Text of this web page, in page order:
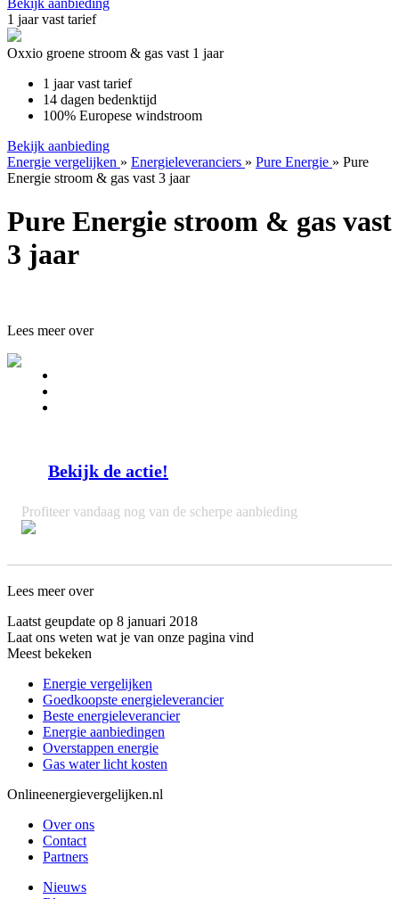
Bekijk aanbieding
1 jaar vast tarief
Oxxio groene stroom & gas vast 1 jaar
1 jaar vast tarief
14 dagen bedenktijd
100% Europese windstroom
Bekijk aanbieding
Energie vergelijken » Energieleveranciers » Pure Energie » Pure
Energie stroom & gas vast 3 jaar
Pure Energie stroom & gas vast
3 jaar
Lees meer over
Bekijk de actie!
Profiteer vandaag nog van de scherpe aanbieding
Lees meer over
Laatst geupdate op 8 januari 2018
Laat ons weten wat je van onze pagina vind
Meest bekeken
Energie vergelijken
Goedkoopste energieleverancier
Beste energieleverancier
Energie aanbiedingen
Overstappen energie
Gas water licht kosten
Onlineenergievergelijken.nl
Over ons
Contact
Partners
Nieuws